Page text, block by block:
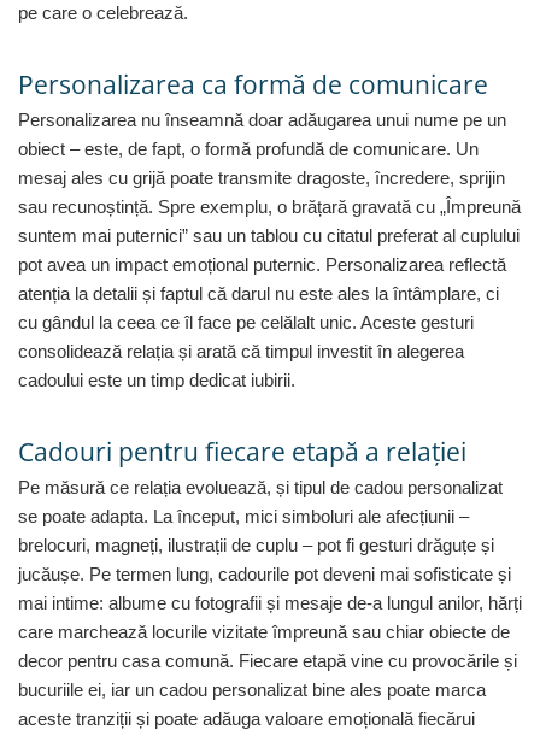
Cadouri pentru Mama
Cadouri Back to school
Cadouri de Paște
Cadouri Traditionale Romanesti
8 Martie
Cadouri pentru CUPLU El & Ea
Cadouri Iubitori de animale
Cadouri GRAVIDE
Cadouri pentru sportivi
Cadouri Pensionare
Cadouri Colegi, sefi sau angajati
Cadouri pentru Doctori
Martisoare
pe care o celebrează.
Personalizarea ca formă de comunicare
Personalizarea nu înseamnă doar adăugarea unui nume pe un
obiect – este, de fapt, o formă profundă de comunicare. Un
mesaj ales cu grijă poate transmite dragoste, încredere, sprijin
sau recunoștință. Spre exemplu, o brățară gravată cu „Împreună
suntem mai puternici” sau un tablou cu citatul preferat al cuplului
pot avea un impact emoțional puternic. Personalizarea reflectă
atenția la detalii și faptul că darul nu este ales la întâmplare, ci
cu gândul la ceea ce îl face pe celălalt unic. Aceste gesturi
consolidează relația și arată că timpul investit în alegerea
cadoului este un timp dedicat iubirii.
Cadouri pentru fiecare etapă a relației
Pe măsură ce relația evoluează, și tipul de cadou personalizat
se poate adapta. La început, mici simboluri ale afecțiunii –
brelocuri, magneți, ilustrații de cuplu – pot fi gesturi drăguțe și
jucăușe. Pe termen lung, cadourile pot deveni mai sofisticate și
mai intime: albume cu fotografii și mesaje de-a lungul anilor, hărți
care marchează locurile vizitate împreună sau chiar obiecte de
decor pentru casa comună. Fiecare etapă vine cu provocările și
bucuriile ei, iar un cadou personalizat bine ales poate marca
aceste tranziții și poate adăuga valoare emoțională fiecărui